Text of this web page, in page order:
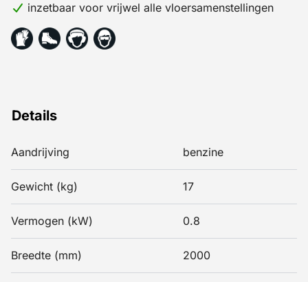
Details
Aandrijving benzine
Gewicht (kg) 17
Vermogen (kW) 0.8
Breedte (mm) 2000
inzetbaar voor vrijwel alle vloersamenstellingen